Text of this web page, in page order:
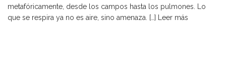
metafóricamente, desde los campos hasta los pulmones. Lo
que se respira ya no es aire, sino amenaza. […]
Leer más